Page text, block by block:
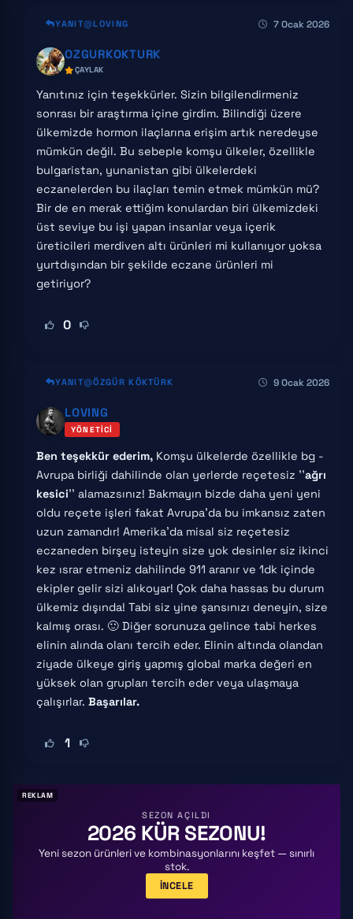
YANIT LOVING 7 Ocak 2026
OZGURKOKTURK
ÇAYLAK
Yanıtınız için teşekkürler. Sizin bilgilendirmeniz
sonrası bir araştırma içine girdim. Bilindiği üzere
ülkemizde hormon ilaçlarına erişim artık neredeyse
mümkün değil. Bu sebeple komşu ülkeler, özellikle
bulgaristan, yunanistan gibi ülkelerdeki
eczanelerden bu ilaçları temin etmek mümkün mü?
Bir de en merak ettiğim konulardan biri ülkemizdeki
üst seviye bu işi yapan insanlar veya içerik
üreticileri merdiven altı ürünleri mi kullanıyor yoksa
yurtdışından bir şekilde eczane ürünleri mi
getiriyor?
0
YANIT ÖZGÜR KÖKTÜRK 9 Ocak 2026
LOVING
YÖNETICI
Ben teşekkür ederim, Komşu ülkelerde özellikle bg -
Avrupa birliği dahilinde olan yerlerde reçetesiz ''ağrı
kesici'' alamazsınız! Bakmayın bizde daha yeni yeni
oldu reçete işleri fakat Avrupa'da bu imkansız zaten
uzun zamandır! Amerika'da misal siz reçetesiz
eczaneden birşey isteyin size yok desinler siz ikinci
kez ısrar etmeniz dahilinde 911 aranır ve 1dk içinde
ekipler gelir sizi alıkoyar! Çok daha hassas bu durum
ülkemiz dışında! Tabi siz yine şansınızı deneyin, size
kalmış orası. 🙂 Diğer sorunuza gelince tabi herkes
elinin alında olanı tercih eder. Elinin altında olandan
ziyade ülkeye giriş yapmış global marka değeri en
yüksek olan grupları tercih eder veya ulaşmaya
çalışırlar. Başarılar.
1
REKLAM
SEZON AÇILDI
2026 KÜR SEZONU!
Yeni sezon ürünleri ve kombinasyonlarını keşfet — sınırlı
stok.
İNCELE